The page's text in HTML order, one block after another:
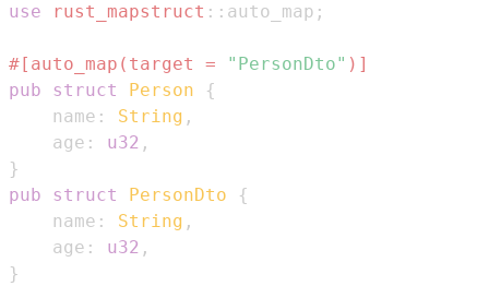
use rust_mapstruct :: auto_map ;
#[auto_map(target = "PersonDto" )]
pub
struct Person
{
    name
: String ,
    age
: u32 ,
}
pub
struct PersonDto
{
    name
: String ,
    age
: u32 ,
}